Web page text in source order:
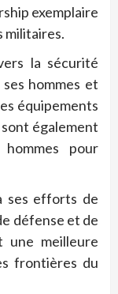
exemplaire
militaires.
la sécurité
hommes et
équipements
également
pour
ses efforts de
défense et de
une meilleure
frontières du